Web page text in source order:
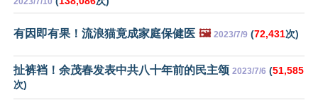
有因即有果！流浪猫竟成家庭保健医 🖼️ 2023/7/9 (72,431次)
扯裤裆！余茂春发表中共八十年前的民主颂 2023/7/6 (51,585
次)